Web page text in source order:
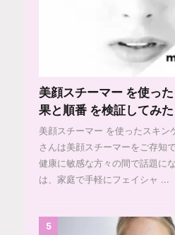
美顔スチーマー を使っ
果と順番 を検証してみた
美顔スチーマー を使ったスキ
さんは美顔スチーマーをご存知
健康に敏感な方々の間で話題に
は、家庭で手軽にフェイシャ ...
5